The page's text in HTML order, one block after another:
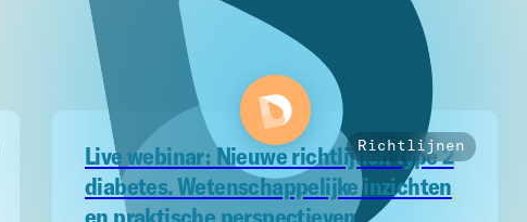
Richtlijnen
Live webinar: Nieuwe richtlijnen type 2
diabetes. Wetenschappelijke inzichten